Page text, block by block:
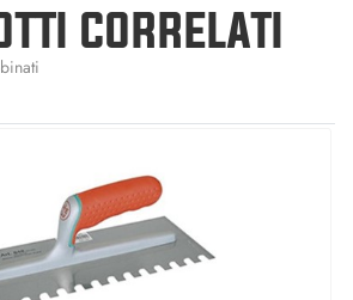
CORRELATI